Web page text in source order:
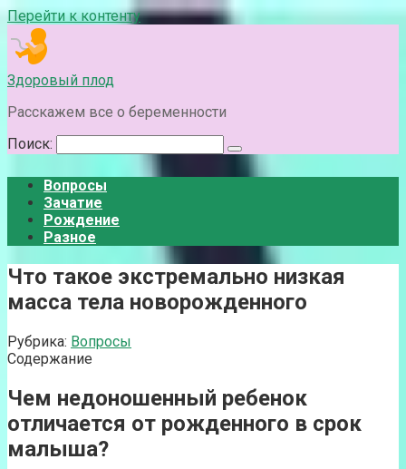
Перейти к контенту
Здоровый плод
Расскажем все о беременности
Поиск:
Вопросы
Зачатие
Рождение
Разное
Что такое экстремально низкая
масса тела новорожденного
Рубрика: Вопросы
Содержание
Чем недоношенный ребенок
отличается от рожденного в срок
малыша?